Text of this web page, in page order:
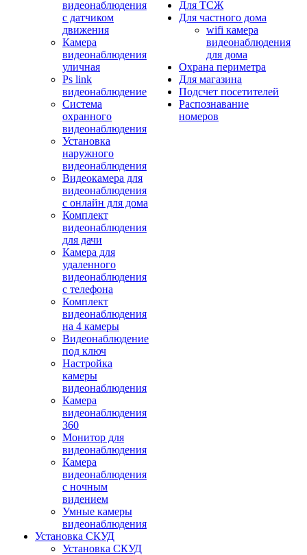
видеонаблюдения
с датчиком
движения
Камера
видеонаблюдения
уличная
Ps link
видеонаблюдение
Система
охранного
видеонаблюдения
Установка
наружного
видеонаблюдения
Видеокамера для
видеонаблюдения
с онлайн для дома
Комплект
видеонаблюдения
для дачи
Камера для
удаленного
видеонаблюдения
с телефона
Комплект
видеонаблюдения
на 4 камеры
Видеонаблюдение
под ключ
Настройка
камеры
видеонаблюдения
Камера
видеонаблюдения
360
Монитор для
видеонаблюдения
Камера
видеонаблюдения
с ночным
видением
Умные камеры
видеонаблюдения
Установка СКУД
Установка СКУД
Для ТСЖ
Для частного дома
wifi камера
видеонаблюдения
для дома
Охрана периметра
Для магазина
Подсчет посетителей
Распознавание
номеров